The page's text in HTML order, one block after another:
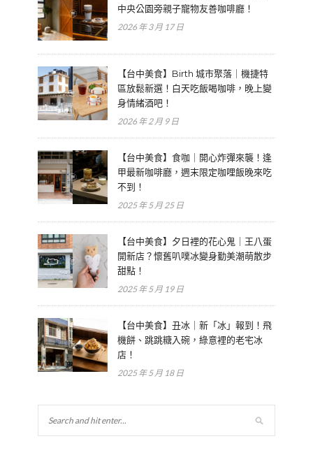
中央公園旁親子寵物友善咖啡廳！
2026 年 3 月 17 日
【台中美食】Birth 城市聚落｜機捷特
區放鬆新選！白天吃飯喝咖啡，晚上變
身情緒酒吧！
2026 年 2 月 9 日
【台中美食】食咖｜開心炸彈來襲！逢
甲最新咖啡廳，週末限定咖哩飯晚來吃
不到！
2025 年 5 月 25 日
【台中美食】夕日裡的花心鬼｜王八蛋
開新店？懷舊叭噗冰變身勤美潮萌散步
甜點！
2025 年 5 月 19 日
【台中美食】丑冰｜新「冰」報到！飛
機餅、跳跳糖入碗，綠意裡的老宅冰
店！
2025 年 5 月 18 日